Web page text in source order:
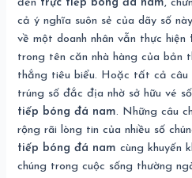
đến trực tiếp bóng đá nam,
cả ý nghĩa suôn sẻ của dãy số
về một doanh nhân vẫn thực hiện
trong tên căn nhà hàng của bản
thắng tiêu biểu. Hoặc tất cả câu
trúng số đắc địa nhờ sở hữu vé
tiếp bóng đá nam. Những câu
rộng rãi lòng tin của nhiều số
tiếp bóng đá nam cùng khuyến
chúng trong cuộc sống thường